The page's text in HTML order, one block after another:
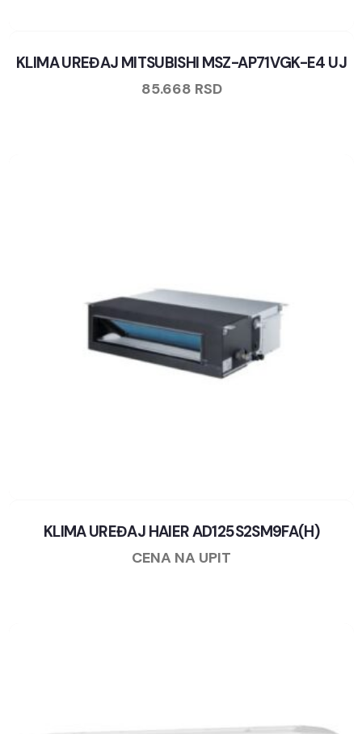
KLIMA UREĐAJ MITSUBISHI MSZ-AP71VGK-E4 UJ
85.668 RSD
KLIMA UREĐAJ HAIER AD125S2SM9FA(H)
CENA NA UPIT